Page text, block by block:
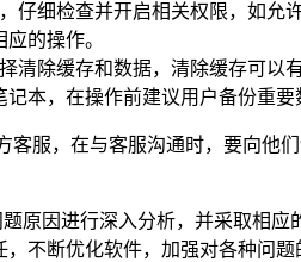
仔细检查并开启相关权限，如
的操作。
清除缓存和数据，清除缓存可
本，在操作前建议用户备份重要
服，在与客服沟通时，要向
原因进行深入分析，并采取相
不断优化软件，加强对各种问